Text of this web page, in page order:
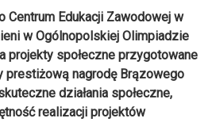
Centrum Edukacji Zawodowej w
w Ogólnopolskiej Olimpiadzie
projekty społeczne przygotowane
prestiżową nagrodę Brązowego
działania społeczne,
realizacji projektów